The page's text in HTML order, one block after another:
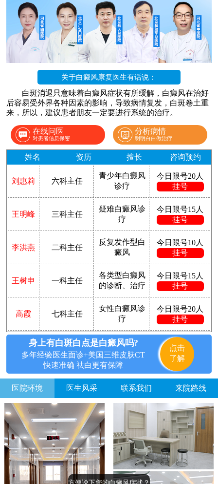
关于白癜风康复医生有话说：
白斑消退只意味着白癜风症状有所缓解，白癜风在治好
后容易受外界各种因素的影响，导致病情复发，白斑卷土重
来，所以，建议患者朋友一定要进行系统的治疗。
在线问医
对患者信息保密
分析病情
明明白白做治疗
姓名 资历 擅长 咨询预约
刘惠莉 六科主任
青少年白癜风
诊疗
今日限号20人
挂号
王明峰 三科主任
疑难白癜风诊
疗
今日限号15人
挂号
李洪燕 二科主任
反复发作型白
癜风
今日限号10人
挂号
王树申 一科主任
各类型白癜风
的诊断、治疗
今日限号15人
挂号
高霞 七科主任
女性白癜风诊
疗
今日限号20人
挂号
身上有白斑白点是白癜风吗?
多年经验医生面诊+美国三维皮肤CT
快速准确 祛白更有保障
点击
了解
医院环境 医生风采 联系我们 来院路线